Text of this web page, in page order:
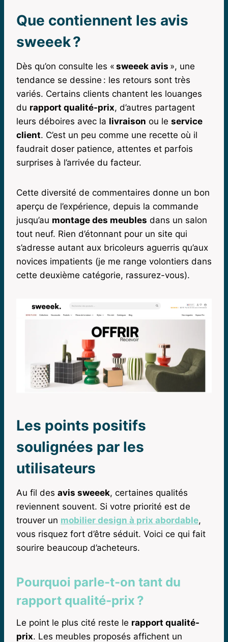
Que contiennent les avis
sweeek ?
Dès qu’on consulte les « sweeek avis », une
tendance se dessine : les retours sont très
variés. Certains clients chantent les louanges
du rapport qualité-prix, d’autres partagent
leurs déboires avec la livraison ou le service
client. C’est un peu comme une recette où il
faudrait doser patience, attentes et parfois
surprises à l’arrivée du facteur.
Cette diversité de commentaires donne un bon
aperçu de l’expérience, depuis la commande
jusqu’au montage des meubles dans un salon
tout neuf. Rien d’étonnant pour un site qui
s’adresse autant aux bricoleurs aguerris qu’aux
novices impatients (je me range volontiers dans
cette deuxième catégorie, rassurez-vous).
Les points positifs
soulignées par les
utilisateurs
Au fil des avis sweeek, certaines qualités
reviennent souvent. Si votre priorité est de
trouver un mobilier design à prix abordable,
vous risquez fort d’être séduit. Voici ce qui fait
sourire beaucoup d’acheteurs.
Pourquoi parle-t-on tant du
rapport qualité-prix ?
Le point le plus cité reste le rapport qualité-
prix. Les meubles proposés affichent un